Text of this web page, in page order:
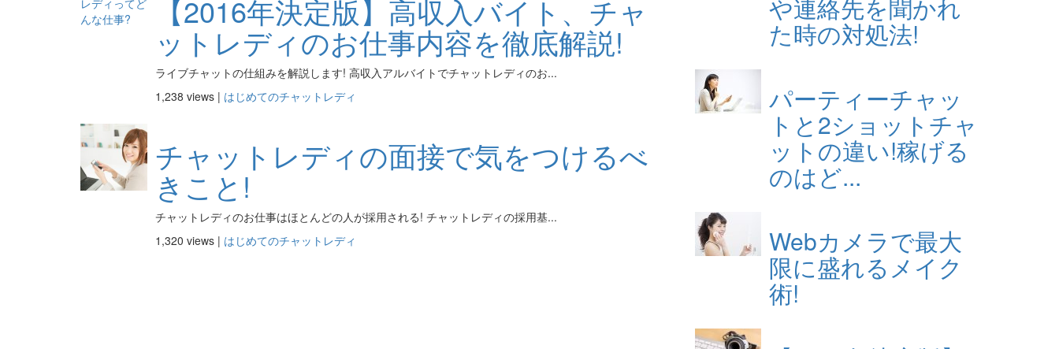
【2016年決定版】高収入バイト、チャ
ットレディのお仕事内容を徹底解説!
ライブチャットの仕組みを解説します! 高収入アルバイトでチャットレディのお...
1,238 views | はじめてのチャットレディ
チャットレディの面接で気をつけるべ
きこと!
チャットレディのお仕事はほとんどの人が採用される! チャットレディの採用基...
1,320 views | はじめてのチャットレディ
や連絡先を聞かれ
た時の対処法!
パーティーチャッ
トと2ショットチャ
ットの違い!稼げる
のはど...
Webカメラで最大
限に盛れるメイク
術!